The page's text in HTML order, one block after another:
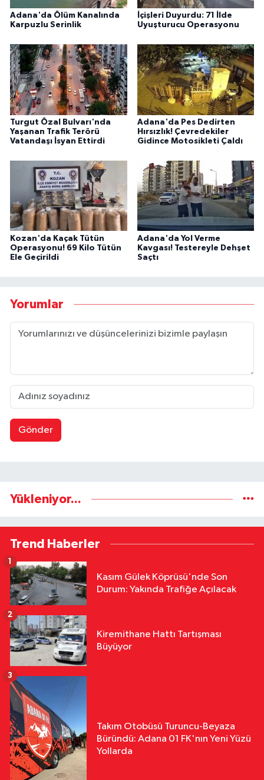
Adana'da Ölüm Kanalında
Karpuzlu Serinlik
İçişleri Duyurdu: 71 İlde
Uyuşturucu Operasyonu
Turgut Özal Bulvarı'nda
Yaşanan Trafik Terörü
Vatandaşı İsyan Ettirdi
Adana'da Pes Dedirten
Hırsızlık! Çevredekiler
Gidince Motosikleti Çaldı
Kozan'da Kaçak Tütün
Operasyonu! 69 Kilo Tütün
Ele Geçirildi
Adana'da Yol Verme
Kavgası! Testereyle Dehşet
Saçtı
Yorumlar
Gönder
Yükleniyor...
Trend Haberler
Kasım Gülek Köprüsü'nde Son
Durum: Yakında Trafiğe Açılacak
1
Kiremithane Hattı Tartışması
Büyüyor
2
Takım Otobüsü Turuncu-Beyaza
Büründü: Adana 01 FK'nın Yeni Yüzü
Yollarda
3